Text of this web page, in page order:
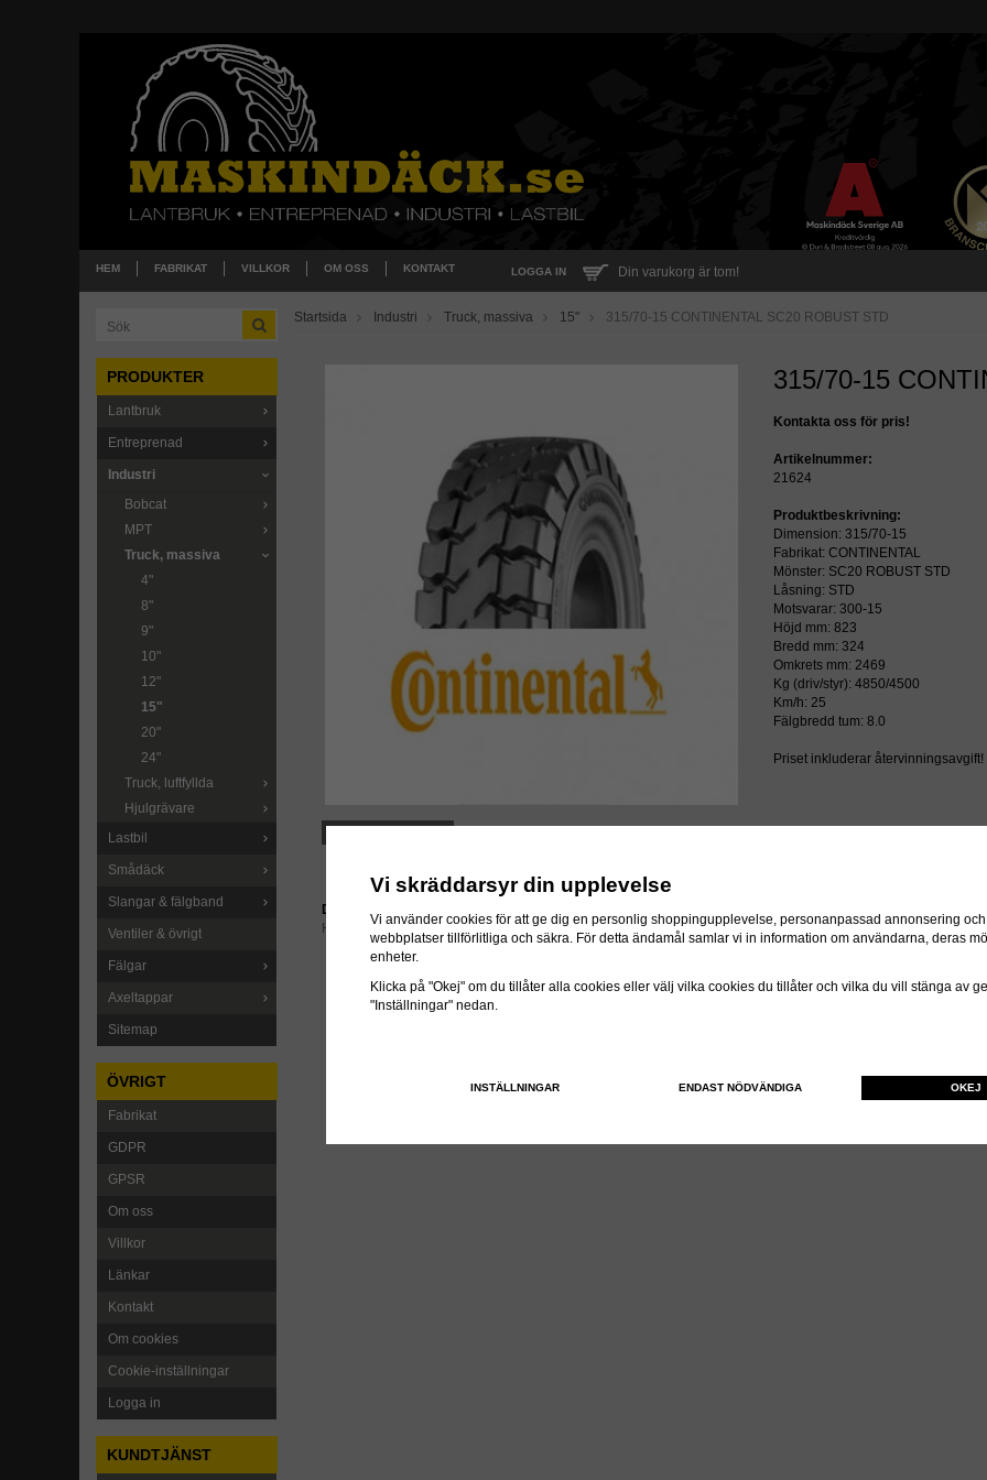
HEM FABRIKAT VILLKOR OM OSS KONTAKT LOGGA IN Din varukorg är tom!
PRODUKTER
Lantbruk
Entreprenad
Industri
Bobcat
MPT
Truck, massiva
4"
8"
9"
10"
12"
15"
20"
24"
Truck, luftfyllda
Hjulgrävare
Lastbil
Smådäck
Slangar & fälgband
Ventiler & övrigt
Fälgar
Axeltappar
Sitemap
ÖVRIGT
Fabrikat
GDPR
GPSR
Om oss
Villkor
Länkar
Kontakt
Om cookies
Cookie-inställningar
Logga in
KUNDTJÄNST
Startsida Industri Truck, massiva 15" 315/70-15 CONTINENTAL SC20 ROBUST STD
Direktlänk:
Högerklicka och kopiera adressen
315/70-15
Kontakta oss för pris!
Artikelnummer:
21624
Produktbeskrivning:
Dimension: 315/70-15
Fabrikat: CONTINENTAL
Mönster: SC20 ROBUST STD
Låsning: STD
Motsvarar: 300-15
Höjd mm: 823
Bredd mm: 324
Omkrets mm: 2469
Kg (driv/styr): 4850/4500
Km/h: 25
Fälgbredd tum: 8.0
Priset inkluderar återvinningsavgift!
Vi skräddarsyr din upplevelse
Vi använder cookies för att ge dig en personlig shoppingupplevelse, personanpassad annonsering
webbplatser tillförlitliga och säkra. För detta ändamål samlar vi in information om användarna, deras
enheter.
Klicka på "Okej" om du tillåter alla cookies eller välj vilka cookies du tillåter och vilka du vill stänga av
"Inställningar" nedan.
INSTÄLLNINGAR ENDAST NÖDVÄNDIGA OKEJ